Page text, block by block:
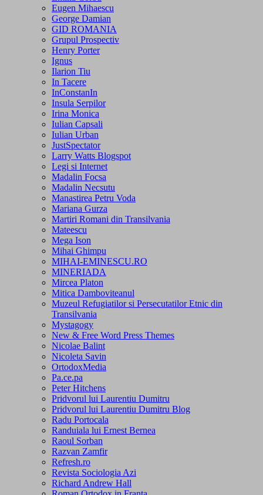
Eugen Mihaescu
George Damian
GID ROMANIA
Grupul Prospectiv
Henry Porter
Ignus
Ilarion Tiu
In Tacere
InConstanIn
Insula Serpilor
Irina Monica
Iulian Capsali
Iulian Urban
JustSpectator
Larry Watts Blogspot
Legi si Internet
Madalin Focsa
Madalin Necsutu
Manastirea Petru Voda
Mariana Gurza
Martiri Romani din Transilvania
Mateescu
Mega Ison
Mihai Ghimpu
MIHAI-EMINESCU.RO
MINERIADA
Mircea Platon
Mitica Damboviteanul
Muzeul Refugiatilor si Persecutatilor Etnic din
Transilvania
Mystagogy
New & Free Word Press Themes
Nicolae Balint
Nicoleta Savin
OrtodoxMedia
Pa.ce.pa
Peter Hitchens
Pridvorul lui Laurentiu Dumitru
Pridvorul lui Laurentiu Dumitru Blog
Radu Portocala
Randuiala lui Ernest Bernea
Raoul Sorban
Razvan Zamfir
Refresh.ro
Revista Sociologia Azi
Richard Andrew Hall